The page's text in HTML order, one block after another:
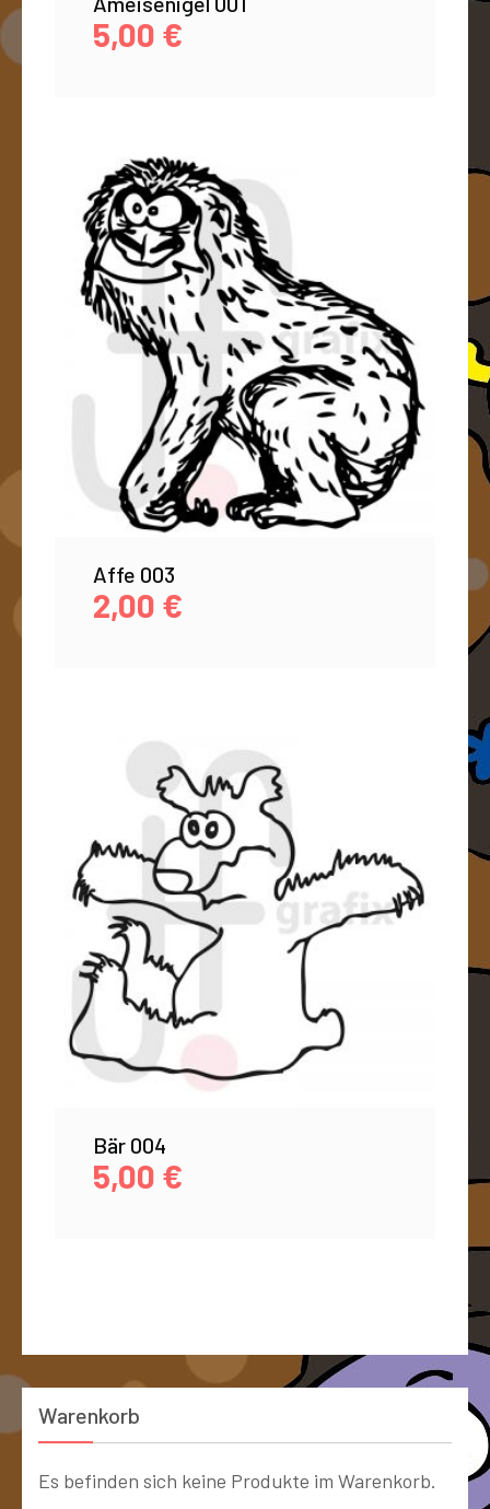
5,00 €
Affe 003
2,00 €
Bär 004
5,00 €
Warenkorb
Es befinden sich keine Produkte im Warenkorb.